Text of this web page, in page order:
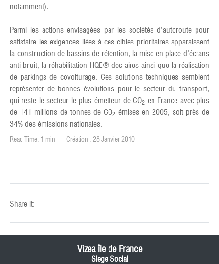
notamment).
Parmi les actions envisagées par les sociétés d’autoroute pour
satisfaire les exigences liées à ces cibles prioritaires apparaissent
la construction de bassins de rétention, la mise en place d’écrans
anti-bruit, la réhabilitation HQE® des aires ainsi que la réalisation
de parkings de covoiturage. Ces solutions techniques semblent
représenter de bonnes évolutions pour le secteur du transport,
qui reste le secteur le plus émetteur de CO2 en France avec plus
de 141 millions de tonnes de CO2 émises en 2005, soit près de
34% des émissions nationales.
Read Time: 1 min Création : 28 Janvier 2010
Share it:
Vizea île de France
Siege Social